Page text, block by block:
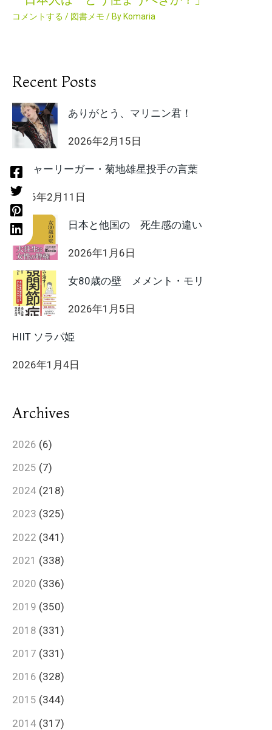
コメントする / 図書メモ / By Komaria
Recent Posts
ありがとう、マリニン君！
2026年2月15日
メジャーリーガー・菊地雄星投手の言葉
2026年2月11日
日本と他国の 死生感の違い
2026年1月6日
女80歳の壁 メメント・モリ
2026年1月5日
HIIT ソラパ姫
2026年1月4日
Archives
2026 (6)
2025 (7)
2024 (218)
2023 (325)
2022 (341)
2021 (338)
2020 (336)
2019 (350)
2018 (331)
2017 (331)
2016 (328)
2015 (344)
2014 (317)